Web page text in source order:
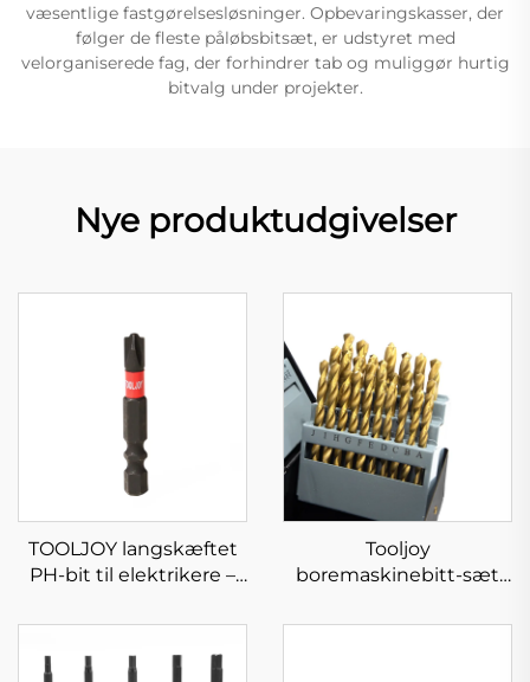
væsentlige fastgørelsesløsninger. Opbevaringskasser, der
følger de fleste påløbsbitsæt, er udstyret med
velorganiserede fag, der forhindrer tab og muliggør hurtig
bitvalg under projekter.
Nye produktudgivelser
TOOLJOY langskæftet
PH-bit til elektrikere –
skruetrækkerbit
Tooljoy
boremaskinebitt-sæt
titaniumbelægning i